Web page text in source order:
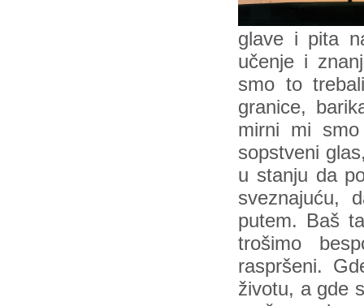
glave i pita
učenje i
smo to
granice,
mirni mi
sopstveni
u stanju da
sveznajuću,
putem. Baš
trošimo
raspršeni.
životu, a gde